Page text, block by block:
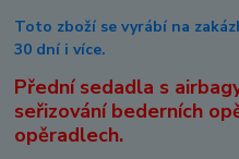
Toto zboží se vyrábí na
30 dní i více.
Přední sedadla s
seřizování bederních
opěradlech.